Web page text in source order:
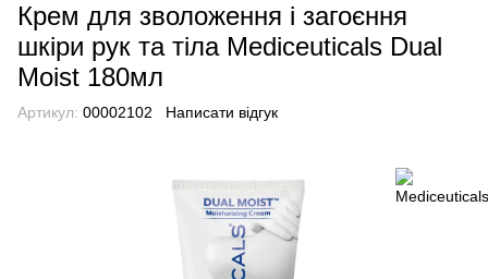
Крем для зволоження і загоєння
шкіри рук та тіла Mediceuticals Dual
Moist 180мл
Артикул: 00002102 Написати відгук